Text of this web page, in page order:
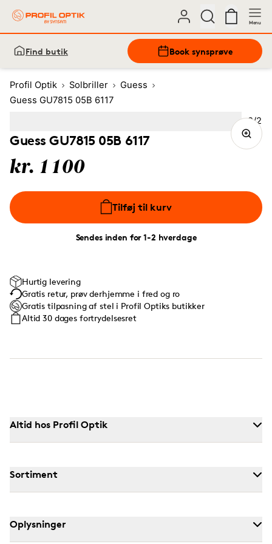
Menu
Find butik Book synsprøve
Profil Optik Solbriller
Guess
Guess GU7815 05B 6117
Guess GU7815 05B 6117
kr. 1100
Tilføj til kurv
Sendes inden for 1-2 hverdage
Hurtig levering
Gratis retur, prøv derhjemme i fred og ro
Gratis tilpasning af stel i Profil Optiks butikker
Altid 30 dages fortrydelsesret
2/2
(Current image)
Altid hos Profil Optik
Sortiment
Oplysninger